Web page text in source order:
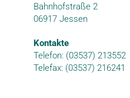
Bahnhofstraße 2
06917 Jessen
Kontakte
Telefon: (03537) 213552
Telefax: (03537) 216241